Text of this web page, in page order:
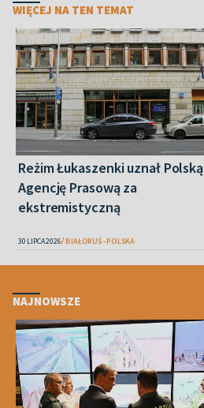
WIĘCEJ NA TEN TEMAT
Reżim Łukaszenki uznał Polską
Agencję Prasową za
ekstremistyczną
30 LIPCA 2026 BIAŁORUŚ - POLSKA
NAJNOWSZE